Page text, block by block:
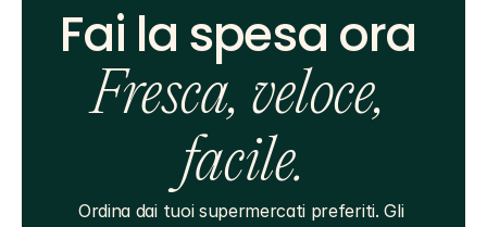
Fai la spesa ora
Fresca, veloce,
facile.
Ordina dai tuoi supermercati preferiti. Gli